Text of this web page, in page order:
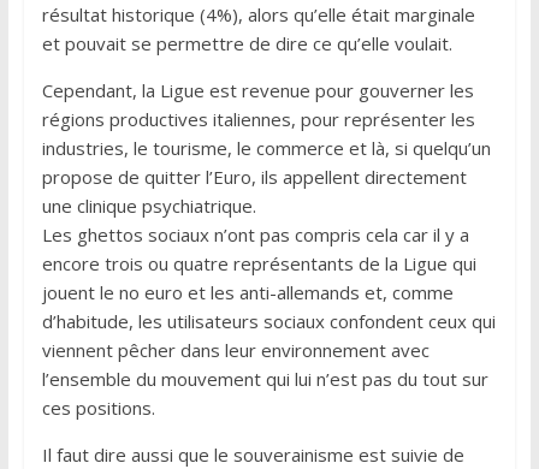
résultat historique (4%), alors qu’elle était marginale
et pouvait se permettre de dire ce qu’elle voulait.
Cependant, la Ligue est revenue pour gouverner les
régions productives italiennes, pour représenter les
industries, le tourisme, le commerce et là, si quelqu’un
propose de quitter l’Euro, ils appellent directement
une clinique psychiatrique.
Les ghettos sociaux n’ont pas compris cela car il y a
encore trois ou quatre représentants de la Ligue qui
jouent le no euro et les anti-allemands et, comme
d’habitude, les utilisateurs sociaux confondent ceux qui
viennent pêcher dans leur environnement avec
l’ensemble du mouvement qui lui n’est pas du tout sur
ces positions.
Il faut dire aussi que le souverainisme est suivie de